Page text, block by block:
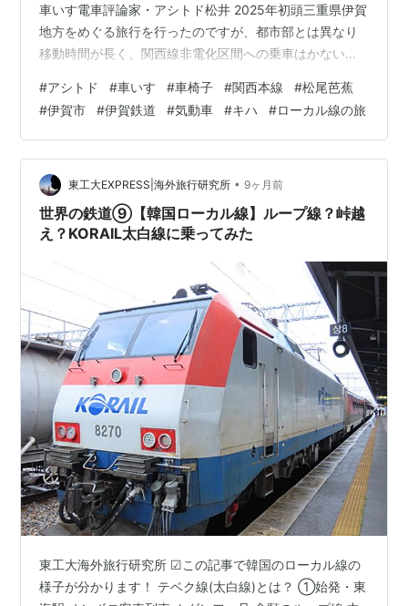
車いす電車評論家・アシトド松井 2025年初頭三重県伊賀
地方をめぐる旅行を行ったのですが、都市部とは異なり
移動時間が長く、関西線非電化区間への乗車はかないま
なかった松尾芭蕉生翁誕生家に絞り込んで、関係する鉄
道会社に事前連絡するなど万全の策をこころみたのです
が・・・ また写真撮影をお願いするため以前勤めていた
職場の上司の方に介助を求めないことを条件に同行して
いただいたのですか・・・ ずいぶん冒頭から歯切れの悪
いコメントだなぁ この車いす旅行記…
#アシトド #車いす #車椅子 #関西本線 #松尾芭蕉
#伊賀市 #伊賀鉄道 #気動車 #キハ #ローカル線の旅
東工大EXPRESS|海外旅行研究所 • 9ヶ月前
世界の鉄道⑨【韓国ローカル線】ループ線？峠越
え？KORAIL太白線に乗ってみた
東工大海外旅行研究所 ☑この記事で韓国のローカル線の
様子が分かります！ テベク線(太白線)とは？ ①始発・東